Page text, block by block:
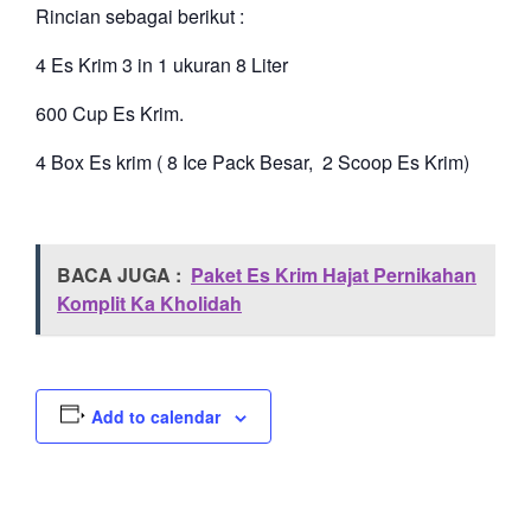
Rincian sebagai berikut :
4 Es Krim 3 in 1 ukuran 8 Liter
600 Cup Es Krim.
4 Box Es krim ( 8 Ice Pack Besar, 2 Scoop Es Krim)
BACA JUGA : Paket Es Krim Hajat Pernikahan
Komplit Ka Kholidah
Add to calendar